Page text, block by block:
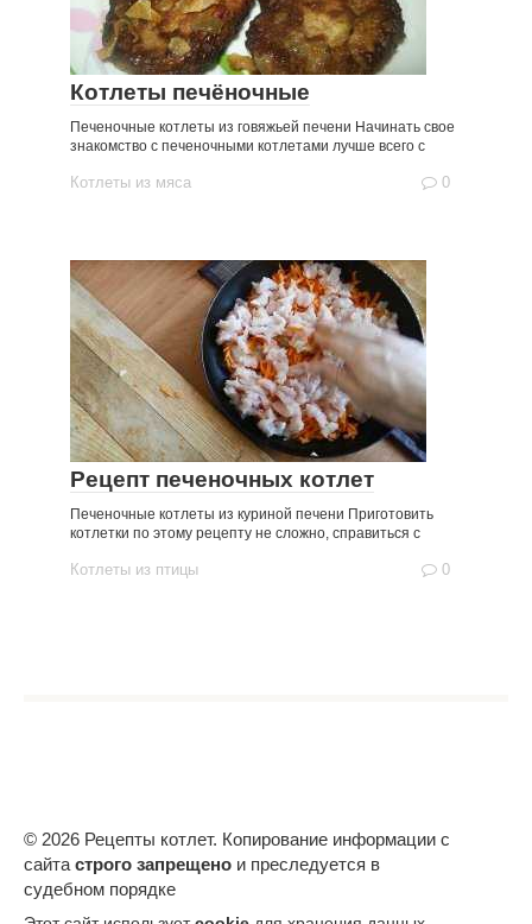
Котлеты печёночные
Печеночные котлеты из говяжьей печени Начинать свое
знакомство с печеночными котлетами лучше всего с
Котлеты из мяса 0
Рецепт печеночных котлет
Печеночные котлеты из куриной печени Приготовить
котлетки по этому рецепту не сложно, справиться с
Котлеты из птицы 0
© 2026 Рецепты котлет. Копирование информации с
сайта строго запрещено и преследуется в
судебном порядке